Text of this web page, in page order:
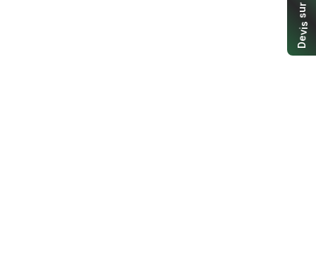
D
e
v
i
s
s
u
r